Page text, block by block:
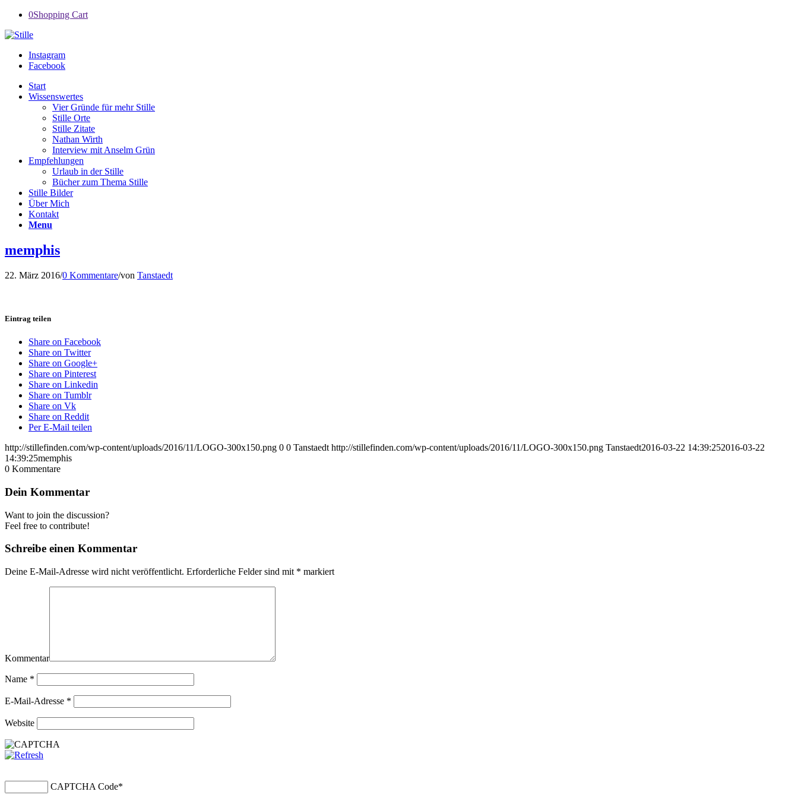
0Shopping Cart
Instagram
Facebook
Start
Wissenswertes
Vier Gründe für mehr Stille
Stille Orte
Stille Zitate
Nathan Wirth
Interview mit Anselm Grün
Empfehlungen
Urlaub in der Stille
Bücher zum Thema Stille
Stille Bilder
Über Mich
Kontakt
Menu
memphis
22. März 2016/0 Kommentare/von Tanstaedt
Eintrag teilen
Share on Facebook
Share on Twitter
Share on Google+
Share on Pinterest
Share on Linkedin
Share on Tumblr
Share on Vk
Share on Reddit
Per E-Mail teilen
http://stillefinden.com/wp-content/uploads/2016/11/LOGO-300x150.png 0 0 Tanstaedt http://stillefinden.com/wp-content/uploads/2016/11/LOGO-300x150.png Tanstaedt2016-03-22 14:39:252016-03-22
14:39:25memphis
0 Kommentare
Dein Kommentar
Want to join the discussion?
Feel free to contribute!
Schreibe einen Kommentar
Deine E-Mail-Adresse wird nicht veröffentlicht. Erforderliche Felder sind mit * markiert
Kommentar
Name *
E-Mail-Adresse *
Website
CAPTCHA Code*